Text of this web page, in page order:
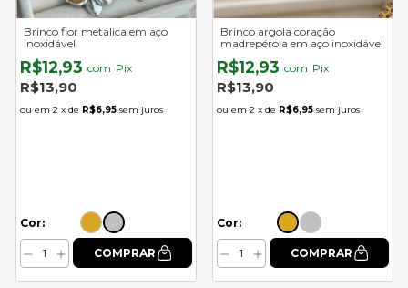
Brinco flor metálica em aço
inoxidável
R$12,93 com Pix
R$13,90
2 x de R$6,95 sem juros
Cor:
Brinco argola coração
madrepérola em aço inoxidável
R$12,93 com Pix
R$13,90
2 x de R$6,95 sem juros
Cor: